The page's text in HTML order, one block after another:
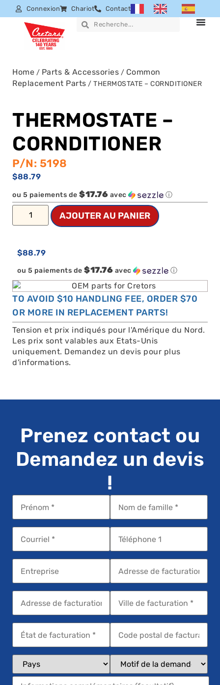
Connexion Chariot Contact
Home / Parts & Accessories / Common
Replacement Parts / THERMOSTATE – CORNDITIONER
TO AVOID $10 HANDLING FEE, ORDER $70
OR MORE IN REPLACEMENT PARTS!
Tension et prix indiqués pour l'Amérique du Nord.
Les prix sont valables aux Etats-Unis
uniquement. Demandez un devis pour plus
d'informations.
THERMOSTATE –
CORNDITIONER
P/N: 5198
$88.79
ou 5 paiements de $17.76 avec ⓘ
AJOUTER AU PANIER
$88.79
ou 5 paiements de $17.76 avec ⓘ
Prenez contact ou
Demandez un devis
!